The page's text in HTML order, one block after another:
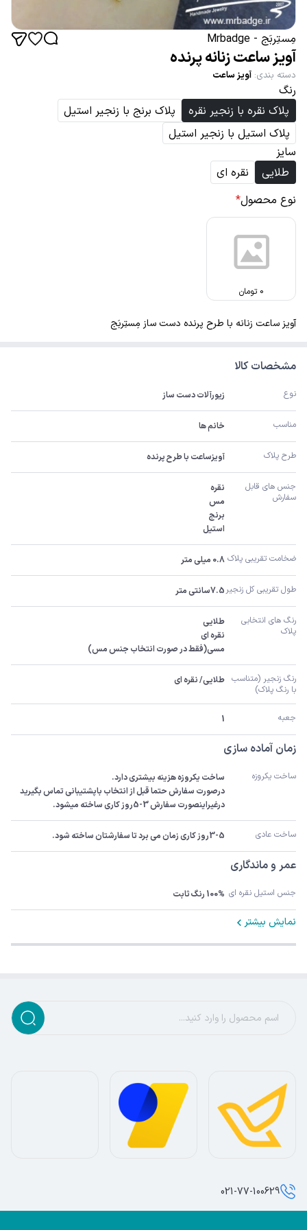
مِستِربَج - Mrbadge
آویز ساعت زنانه پرنده
دسته بندی: آویز ساعت
رنگ
پلاک نقره با زنجیر نقره
پلاک برنج با زنجیر استیل
پلاک استیل با زنجیر استیل
سایز
طلایی
نقره ای
نوع محصول*
0 تومان
آویز ساعت زنانه با طرح پرنده دست ساز مِستِربَج
مشخصات کالا
نوع زیورآلات دست ساز
مناسب خانم ها
طرح پلاک آویزساعت با طرح پرنده
سفارش
استیل
ضخامت تقریبی پلاک 0.8 میلی متر
طول تقریبی کل زنجیر 7.5سانتی متر
پلاک
مسی(فقط در صورت انتخاب جنس مس)
با رنگ پلاک)
طلایی/ نقره ای
جعبه 1
زمان آماده سازی
ساخت یکروزه
درغیراینصورت سفارش 3-5روز کاری ساخته میشود.
ساخت عادی 3-5روز کاری زمان می برد تا سفارشتان ساخته شود.
عمر و ماندگاری
جنس استیل نقره ای 100% رنگ ثابت
نمایش بیشتر
021-77-100629